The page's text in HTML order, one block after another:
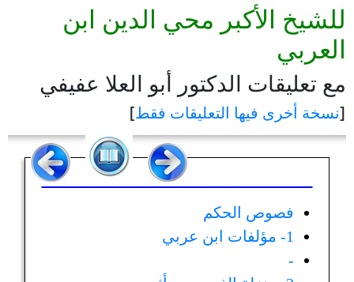
للشيخ الأكبر محي الدين ابن
العربي
مع تعليقات الدكتور أبو العلا عفيفي
[نسخة أخرى فيها التعليقات فقط]
فصوص الحكم
1- مؤلفات ابن عربي‏
-